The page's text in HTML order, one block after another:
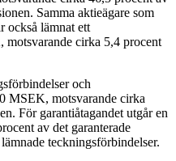
Samma aktieägare som
också lämnat ett
motsvarande cirka 5,4 procent
och
MSEK, motsvarande cirka
För garantiåtagandet utgår en
av det garanterade
teckningsförbindelser.